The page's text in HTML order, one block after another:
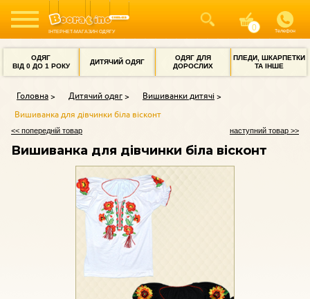
ІНТЕРНЕТ-МАГАЗИН ОДЯГУ Телефон
ОДЯГ
ВІД 0 ДО 1 РОКУ
ДИТЯЧИЙ ОДЯГ
ОДЯГ ДЛЯ
ДОРОСЛИХ
ПЛЕДИ, ШКАРПЕТКИ
ТА ІНШЕ
Головна Дитячий одяг
Вишиванки дитячі
Вишиванка для дівчинки біла вісконт
<< попередній товар наступний товар >>
Вишиванка для дівчинки біла вісконт